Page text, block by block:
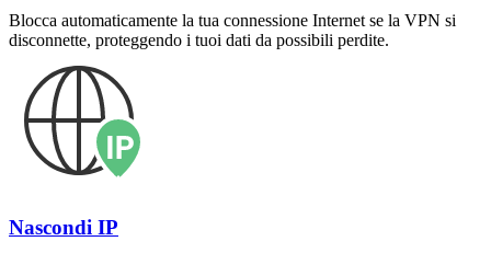
Blocca automaticamente la tua connessione Internet se la VPN si
disconnette, proteggendo i tuoi dati da possibili perdite.
Nascondi IP